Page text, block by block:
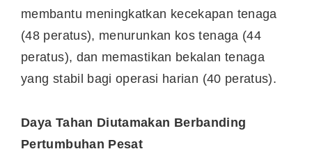
membantu meningkatkan kecekapan tenaga
(48 peratus), menurunkan kos tenaga (44
peratus), dan memastikan bekalan tenaga
yang stabil bagi operasi harian (40 peratus).
Daya Tahan Diutamakan Berbanding
Pertumbuhan Pesat